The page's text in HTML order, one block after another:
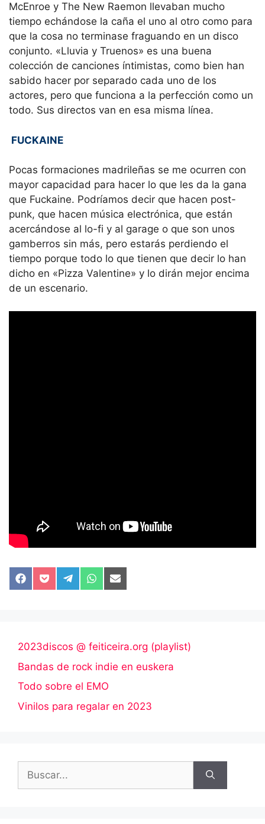
McEnroe y The New Raemon llevaban mucho
tiempo echándose la caña el uno al otro como para
que la cosa no terminase fraguando en un disco
conjunto. «Lluvia y Truenos» es una buena
colección de canciones íntimistas, como bien han
sabido hacer por separado cada uno de los
actores, pero que funciona a la perfección como un
todo. Sus directos van en esa misma línea.
FUCKAINE
Pocas formaciones madrileñas se me ocurren con
mayor capacidad para hacer lo que les da la gana
que Fuckaine. Podríamos decir que hacen post-
punk, que hacen música electrónica, que están
acercándose al lo-fi y al garage o que son unos
gamberros sin más, pero estarás perdiendo el
tiempo porque todo lo que tienen que decir lo han
dicho en «Pizza Valentine» y lo dirán mejor encima
de un escenario.
Compartir
en
Compartir
en
Compartir
en
Compartir
en
Compartir
en
2023discos @ feiticeira.org (playlist)
Bandas de rock indie en euskera
Todo sobre el EMO
Vinilos para regalar en 2023